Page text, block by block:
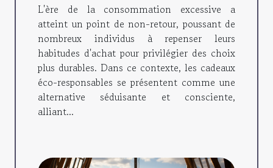
L'ère de la consommation excessive a
atteint un point de non-retour, poussant de
nombreux individus à repenser leurs
habitudes d'achat pour privilégier des choix
plus durables. Dans ce contexte, les cadeaux
éco-responsables se présentent comme une
alternative séduisante et consciente,
alliant...